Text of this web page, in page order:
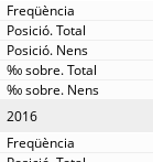
2016